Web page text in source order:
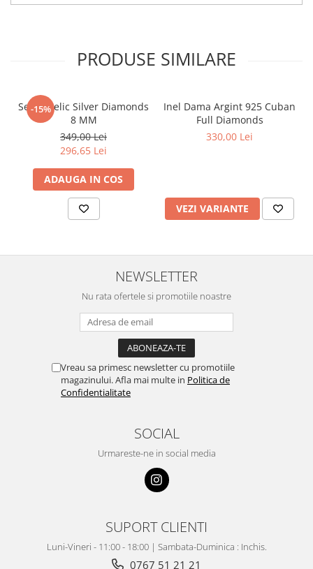
PRODUSE SIMILARE
-15%
Set Angelic Silver Diamonds
8 MM
349,00 Lei
296,65 Lei
ADAUGA IN COS
Inel Dama Argint 925 Cuban
Full Diamonds
330,00 Lei
VEZI VARIANTE
NEWSLETTER
Nu rata ofertele si promotiile noastre
Vreau sa primesc newsletter cu promotiile
magazinului. Afla mai multe in Politica de
Confidentialitate
SOCIAL
Urmareste-ne in social media
SUPORT CLIENTI
Luni-Vineri - 11:00 - 18:00 | Sambata-Duminica : Inchis.
0767 51 21 21